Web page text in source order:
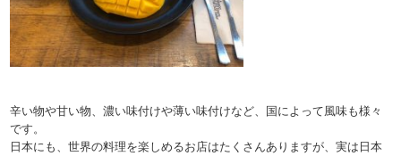
辛い物や甘い物、濃い味付けや薄い味付けなど、国によって風味も様々
です。
日本にも、世界の料理を楽しめるお店はたくさんありますが、実は日本